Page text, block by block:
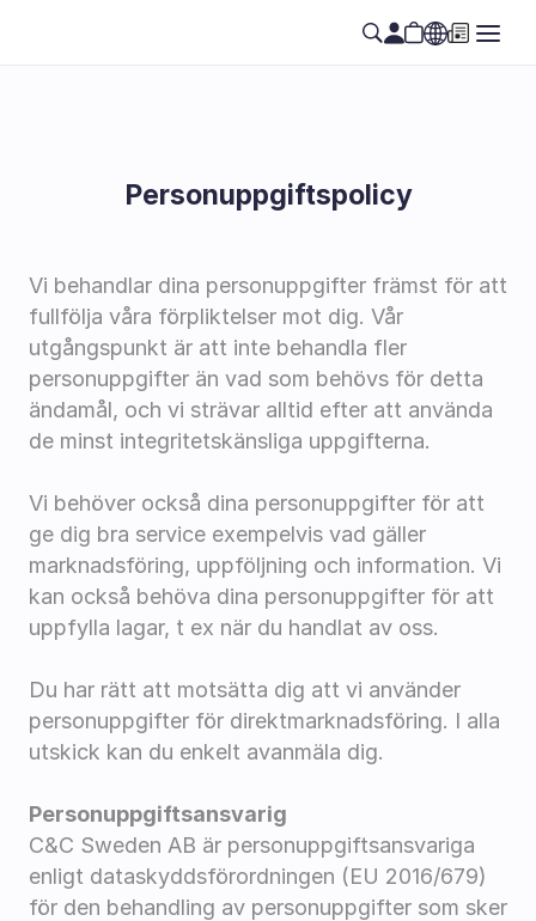
Personuppgiftspolicy
Vi behandlar dina personuppgifter främst för att
fullfölja våra förpliktelser mot dig. Vår
utgångspunkt är att inte behandla fler
personuppgifter än vad som behövs för detta
ändamål, och vi strävar alltid efter att använda
de minst integritetskänsliga uppgifterna.
Vi behöver också dina personuppgifter för att
ge dig bra service exempelvis vad gäller
marknadsföring, uppföljning och information. Vi
kan också behöva dina personuppgifter för att
uppfylla lagar, t ex när du handlat av oss.
Du har rätt att motsätta dig att vi använder
personuppgifter för direktmarknadsföring. I alla
utskick kan du enkelt avanmäla dig.
Personuppgiftsansvarig
C&C Sweden AB är personuppgiftsansvariga
enligt dataskyddsförordningen (EU 2016/679)
för den behandling av personuppgifter som sker